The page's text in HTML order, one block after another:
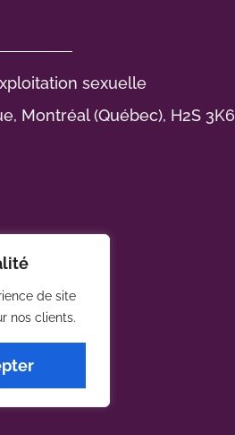
de site
nos clients.
sexuelle
Montréal (Québec), H2S 3K6